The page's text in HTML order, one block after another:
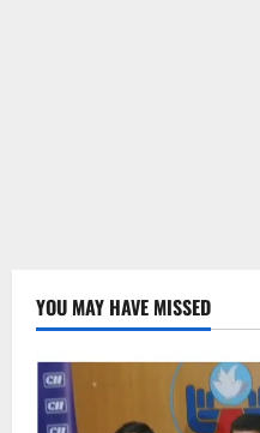
YOU MAY HAVE MISSED